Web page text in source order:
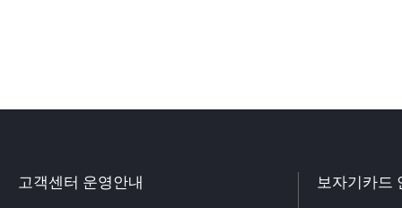
고객센터 운영안내 보자기카드